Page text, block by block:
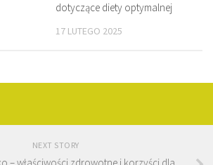
dotyczące diety optymalnej
17 LUTEGO 2025
NEXT STORY
– właściwości zdrowotne i korzyści dla